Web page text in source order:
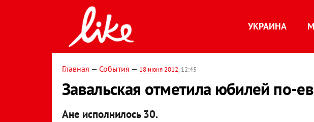
УКРАИНА
Главная — События — 18 июня 2012, 12:45
Завальская отметила юбилей по-
Ане исполнилось 30.